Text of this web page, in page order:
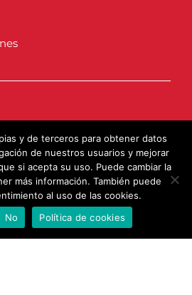
S.L. | Todos los derechos
reservados.
y de terceros para obtener datos
de nuestros usuarios y mejorar
si acepta su uso. Puede cambiar la
más información. También puede
al uso de las cookies.
No Política de cookies